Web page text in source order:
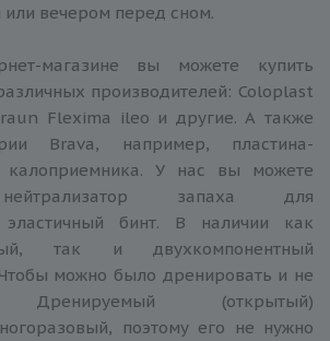
вечером перед сном.
магазине вы можете купить
производителей: Coloplast
Flexima ileo и другие. А также
Brava, например, пластина-
калоприемника. У нас вы можете
запаха для
эластичный бинт. В наличии как
так и двухкомпонентный
можно было дренировать и не
Дренируемый (открытый)
поэтому его не нужно